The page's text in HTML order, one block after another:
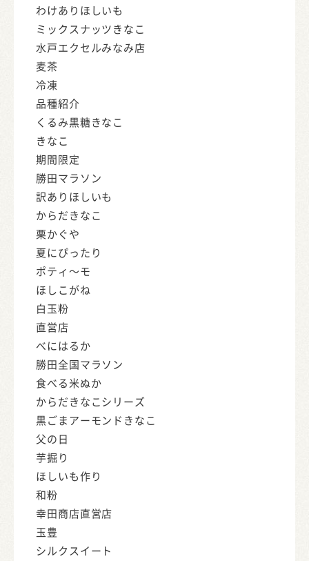
わけありほしいも
ミックスナッツきなこ
水戸エクセルみなみ店
麦茶
冷凍
品種紹介
くるみ黒糖きなこ
きなこ
期間限定
勝田マラソン
訳ありほしいも
からだきなこ
栗かぐや
夏にぴったり
ポティ～モ
ほしこがね
白玉粉
直営店
べにはるか
勝田全国マラソン
食べる米ぬか
からだきなこシリーズ
黒ごまアーモンドきなこ
父の日
芋掘り
ほしいも作り
和粉
幸田商店直営店
玉豊
シルクスイート